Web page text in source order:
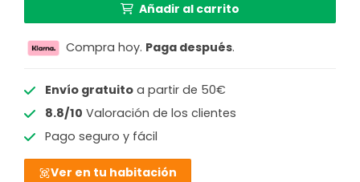
Añadir al carrito
Compra hoy. Paga después.
Envío gratuitoa partir de 50€
8.8/10 Valoración de los clientes
Pago seguro y fácil
Ver en tu habitación